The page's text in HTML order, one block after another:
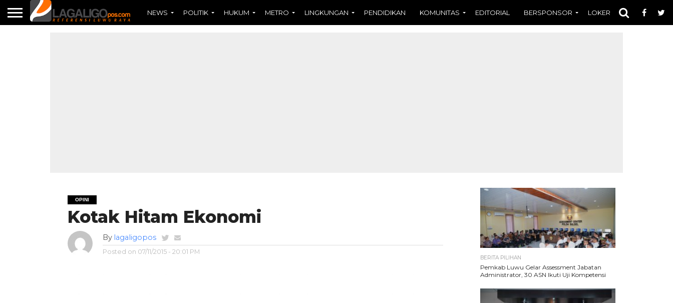
NEWS POLITIK HUKUM METRO LINGKUNGAN PENDIDIKAN KOMUNITAS EDITORIAL BERSPONSOR LOKER OPINI
OPINI
Kotak Hitam Ekonomi
By lagaligopos
Posted on 07/11/2015 - 20:01 PM
BERITA PILIHAN
Pemkab Luwu Gelar Assessment Jabatan
Administrator, 30 ASN Ikuti Uji Kompetensi